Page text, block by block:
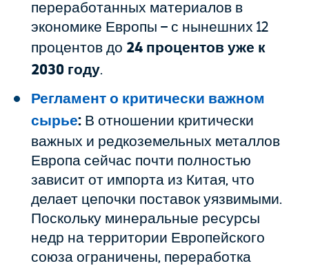
переработанных материалов в
экономике Европы – с нынешних 12
процентов до 24 процентов уже к
2030 году.
Регламент о критически важном
сырье: В отношении критически
важных и редкоземельных металлов
Европа сейчас почти полностью
зависит от импорта из Китая, что
делает цепочки поставок уязвимыми.
Поскольку минеральные ресурсы
недр на территории Европейского
союза ограничены, переработка